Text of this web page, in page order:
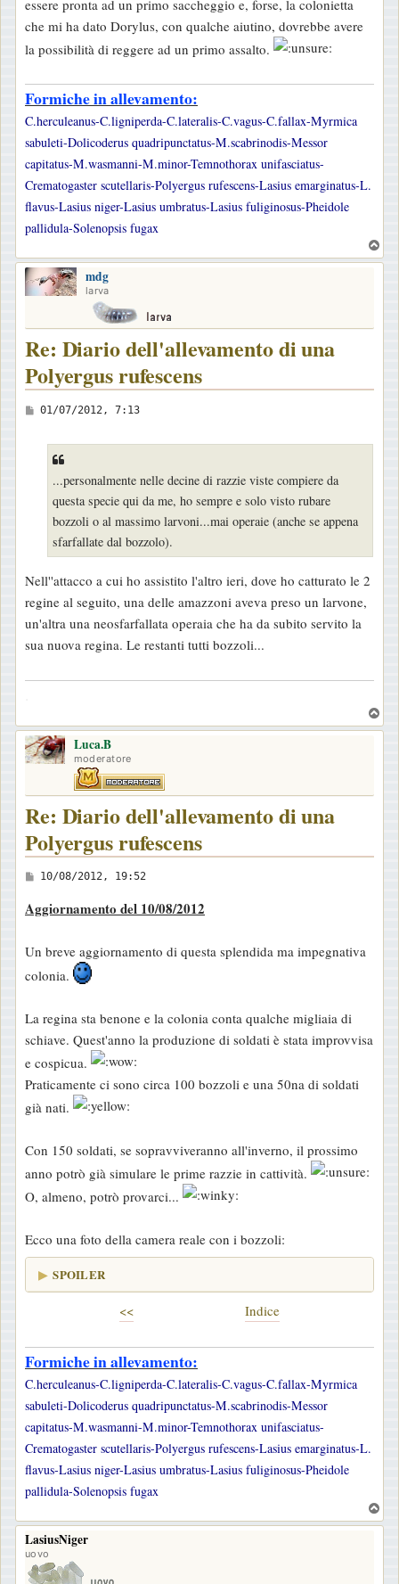
essere pronta ad un primo saccheggio e, forse, la colonietta
che mi ha dato Dorylus, con qualche aiutino, dovrebbe avere
la possibilità di reggere ad un primo assalto.
Formiche in allevamento:
C.herculeanus-C.ligniperda-C.lateralis-C.vagus-C.fallax-Myrmica
sabuleti-Dolicoderus quadripunctatus-M.scabrinodis-Messor
capitatus-M.wasmanni-M.minor-Temnothorax unifasciatus-
Crematogaster scutellaris-Polyergus rufescens-Lasius emarginatus-L.
flavus-Lasius niger-Lasius umbratus-Lasius fuliginosus-Pheidole
pallidula-Solenopsis fugax
o
mdg
larva
Re: Diario dell'allevamento di una
Polyergus rufescens
M
o
01/07/2012, 7:13
...personalmente nelle decine di razzie viste compiere da
questa specie qui da me, ho sempre e solo visto rubare
bozzoli o al massimo larvoni...mai operaie (anche se appena
sfarfallate dal bozzolo).
Nell''attacco a cui ho assistito l'altro ieri, dove ho catturato le 2
regine al seguito, una delle amazzoni aveva preso un larvone,
un'altra una neosfarfallata operaia che ha da subito servito la
sua nuova regina. Le restanti tutti bozzoli...
o
Luca.B
moderatore
Re: Diario dell'allevamento di una
Polyergus rufescens
M
s
a
g
i
o
10/08/2012, 19:52
Aggiornamento del 10/08/2012
Un breve aggiornamento di questa splendida ma impegnativa
colonia.
La regina sta benone e la colonia conta qualche migliaia di
schiave. Quest'anno la produzione di soldati è stata improvvisa
e cospicua.
Praticamente ci sono circa 100 bozzoli e una 50na di soldati
già nati.
Con 150 soldati, se sopravviveranno all'inverno, il prossimo
anno potrò già simulare le prime razzie in cattività.
O, almeno, potrò provarci...
Ecco una foto della camera reale con i bozzoli:
SPOILER
<< Indice
Formiche in allevamento:
C.herculeanus-C.ligniperda-C.lateralis-C.vagus-C.fallax-Myrmica
sabuleti-Dolicoderus quadripunctatus-M.scabrinodis-Messor
capitatus-M.wasmanni-M.minor-Temnothorax unifasciatus-
Crematogaster scutellaris-Polyergus rufescens-Lasius emarginatus-L.
flavus-Lasius niger-Lasius umbratus-Lasius fuliginosus-Pheidole
pallidula-Solenopsis fugax
o
LasiusNiger
uovo